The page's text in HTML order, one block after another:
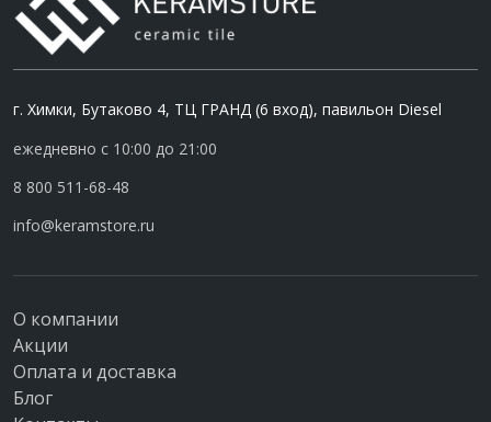
г. Химки, Бутаково 4, ТЦ ГРАНД (6 вход), павильон Diesel
ежедневно с 10:00 до 21:00
8 800 511-68-48
info@keramstore.ru
О компании
Акции
Оплата и доставка
Блог